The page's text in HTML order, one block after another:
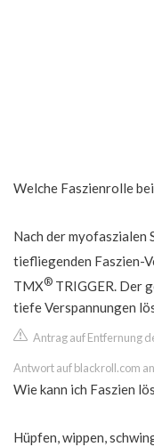
Welche Faszienrolle
Nach der myofaszialen
tiefliegenden Faszien-
TMX® TRIGGER. Der
tiefe Verspannungen
Antrag auf Entfernung
Antwort auf blackroll.com an
Wie kann ich Faszien
Hüpfen, wippen,